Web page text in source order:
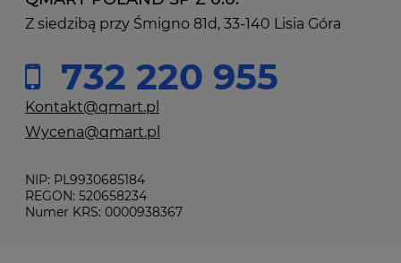
Z siedzibą przy Śmigno 81d, 33-140 Lisia Góra
732 220 955
Kontakt@qmart.pl
Wycena@qmart.pl
NIP: PL9930685184
REGON: 520658234
Numer KRS: 0000938367